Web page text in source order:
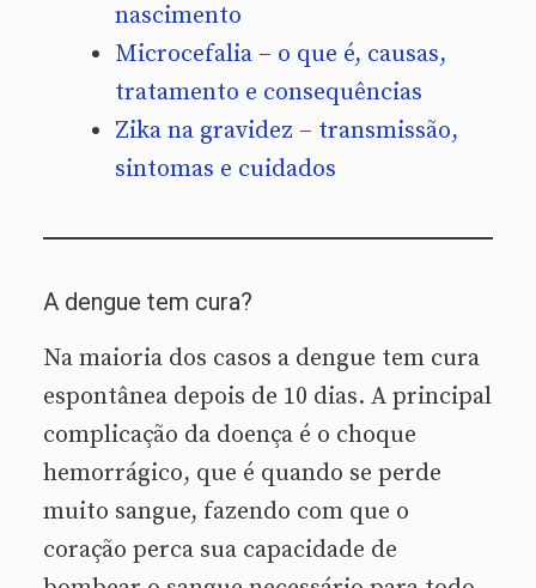
nascimento
Microcefalia – o que é, causas,
tratamento e consequências
Zika na gravidez – transmissão,
sintomas e cuidados
A dengue tem cura?
Na maioria dos casos a dengue tem cura
espontânea depois de 10 dias. A principal
complicação da doença é o choque
hemorrágico, que é quando se perde
muito sangue, fazendo com que o
coração perca sua capacidade de